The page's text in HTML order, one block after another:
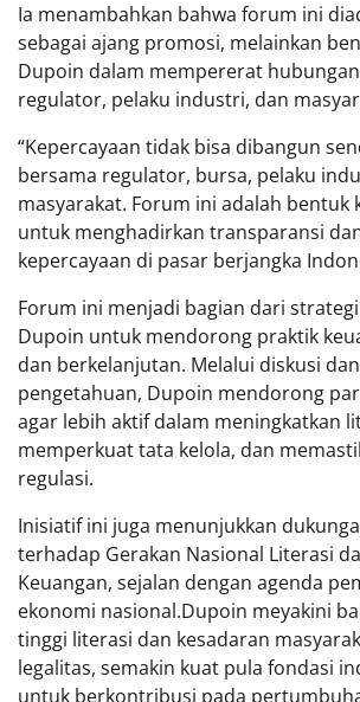
Ia menambahkan bahwa forum ini
sebagai ajang promosi, melainkan
Dupoin dalam mempererat
regulator, pelaku industri, dan
“Kepercayaan tidak bisa dibangun
bersama regulator, bursa, pelaku
masyarakat. Forum ini adalah bentuk
untuk menghadirkan transparansi
kepercayaan di pasar berjangka
Forum ini menjadi bagian dari
Dupoin untuk mendorong praktik
dan berkelanjutan. Melalui diskusi
pengetahuan, Dupoin mendorong
agar lebih aktif dalam meningkatkan
memperkuat tata kelola, dan
regulasi.
Inisiatif ini juga menunjukkan
terhadap Gerakan Nasional Literasi
Keuangan, sejalan dengan agenda
ekonomi nasional.Dupoin meyakini
tinggi literasi dan kesadaran
legalitas, semakin kuat pula fondasi
untuk berkontribusi pada